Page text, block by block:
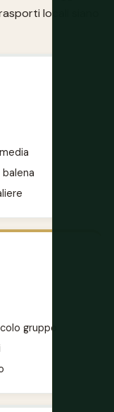
locali siano
gruppo